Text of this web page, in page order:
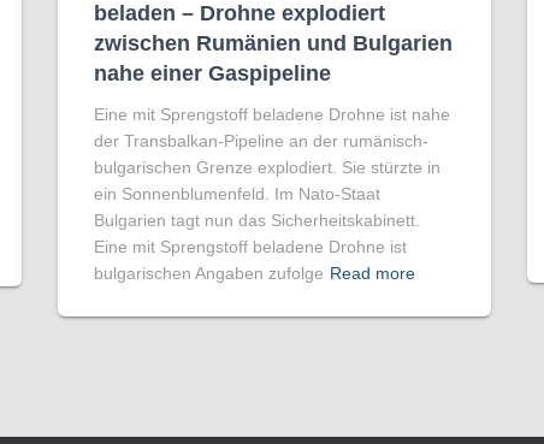
beladen – Drohne explodiert
zwischen Rumänien und Bulgarien
nahe einer Gaspipeline
Eine mit Sprengstoff beladene Drohne ist nahe
der Transbalkan-Pipeline an der rumänisch-
bulgarischen Grenze explodiert. Sie stürzte in
ein Sonnenblumenfeld. Im Nato-Staat
Bulgarien tagt nun das Sicherheitskabinett.
Eine mit Sprengstoff beladene Drohne ist
bulgarischen Angaben zufolge Read more